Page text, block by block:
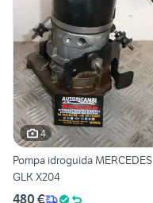
4
Pompa idroguida MERCEDES
GLK X204
480 €